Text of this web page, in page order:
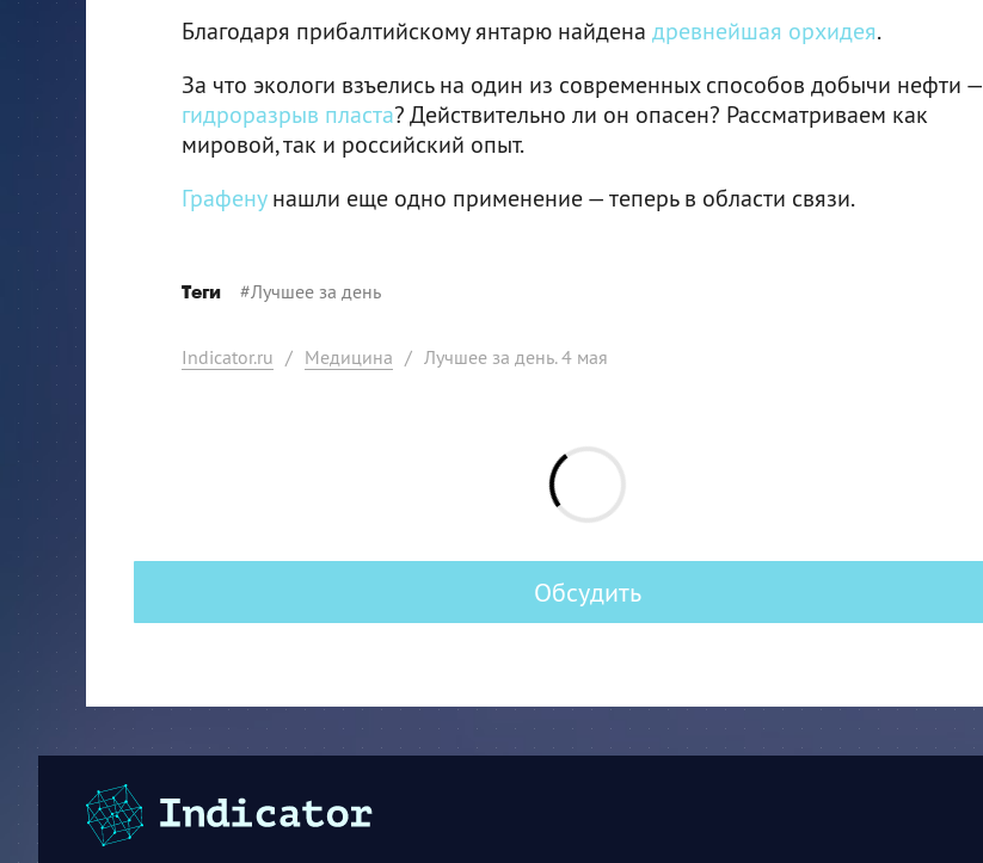
Благодаря прибалтийскому янтарю найдена древнейшая орхидея.
За что экологи взъелись на один из современных способов добычи нефти —
гидроразрыв пласта? Действительно ли он опасен? Рассматриваем как
мировой, так и российский опыт.
Графенунашли еще одно применение — теперь в области связи.
Теги #Лучшее за день
Indicator.ru / Медицина / Лучшее за день. 4 мая
Обсудить